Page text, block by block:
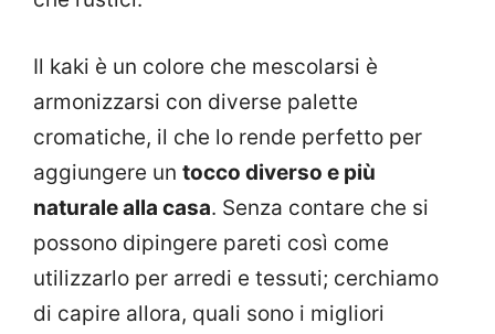
Il kaki è un colore che mescolarsi è
armonizzarsi con diverse palette
cromatiche, il che lo rende perfetto per
aggiungere un tocco diverso e più
naturale alla casa. Senza contare che si
possono dipingere pareti così come
utilizzarlo per arredi e tessuti; cerchiamo
di capire allora, quali sono i migliori